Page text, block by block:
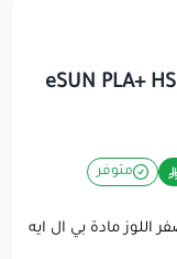
eSUN PLA+
متوفر
اللوز مادة بي ال ايه